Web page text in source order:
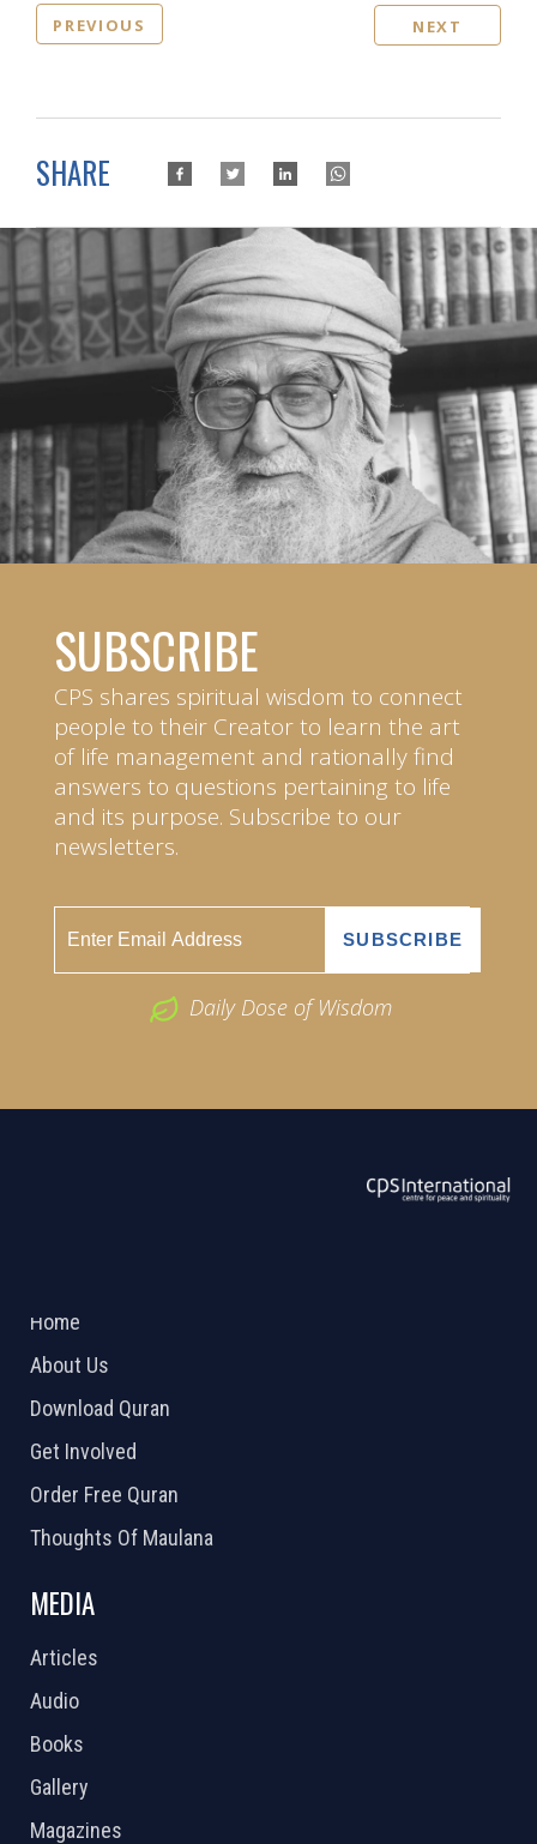
PREVIOUS NEXT
SHARE
SUBSCRIBE
CPS shares spiritual wisdom to connect
people to their Creator to learn the art
of life management and rationally find
answers to questions pertaining to life
and its purpose. Subscribe to our
newsletters.
Daily Dose of Wisdom
Home
About Us
Download Quran
Get Involved
Order Free Quran
Thoughts Of Maulana
MEDIA
Articles
Audio
Books
Gallery
Magazines